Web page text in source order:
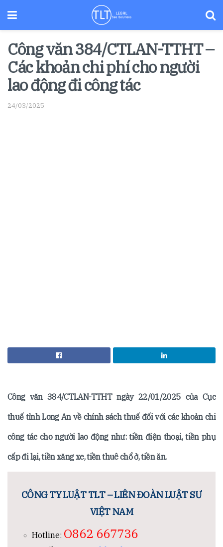
Công văn 384/CTLAN-TTHT –
Các khoản chi phí cho người
lao động đi công tác
24/03/2025
Công văn 384/CTLAN-TTHT ngày 22/01/2025 của Cục
thuế tỉnh Long An về chính sách thuế đối với các khoản chi
công tác cho người lao động như: tiền điện thoại, tiền phụ
cấp đi lại, tiền xăng xe, tiền thuê chổ ở, tiền ăn.
CÔNG TY LUẬT TLT – LIÊN ĐOÀN LUẬT SƯ
VIỆT NAM
Hotline: O862 667736